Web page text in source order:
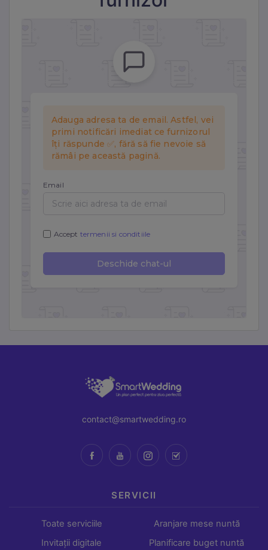
contact@smartwedding.ro
SERVICII
Toate serviciile
Invitații digitale
Aranjare mese nuntă
Planificare buget nuntă